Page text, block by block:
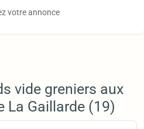
votre annonce
vide greniers aux
La Gaillarde (19)